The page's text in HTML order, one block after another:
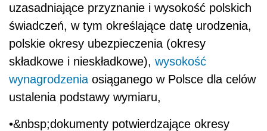
uzasadniające przyznanie i wysokość polskich
świadczeń, w tym określające datę urodzenia,
polskie okresy ubezpieczenia (okresy
składkowe i nieskładkowe), wysokość
wynagrodzenia osiąganego w Polsce dla celów
ustalenia podstawy wymiaru,
•&nbsp;dokumenty potwierdzające okresy